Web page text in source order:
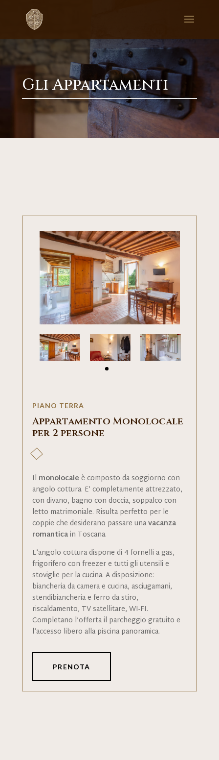
Gli Appartamenti
PIANO TERRA
Appartamento Monolocale
per 2 persone
Il monolocale è composto da soggiorno con
angolo cottura. E’ completamente attrezzato,
con divano, bagno con doccia, soppalco con
letto matrimoniale. Risulta perfetto per le
coppie che desiderano passare unavacanza
romanticain Toscana.
L’angolo cottura dispone di 4 fornelli a gas,
frigorifero con freezer e tutti gli utensili e
stoviglie per la cucina. A disposizione:
biancheria da camera e cucina, asciugamani,
stendibiancheria e ferro da stiro,
riscaldamento, TV satellitare, WI-FI.
Completano l’offerta il parcheggio gratuito e
l’accesso libero alla piscina panoramica.
PRENOTA